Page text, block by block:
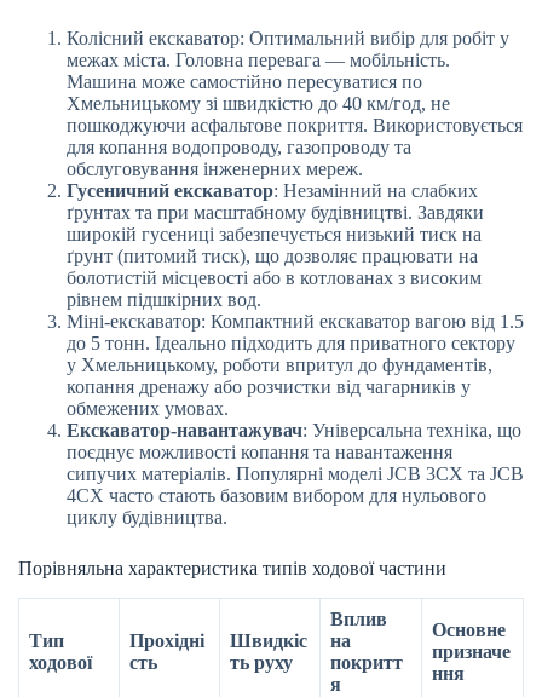
Колісний екскаватор: Оптимальний вибір для робіт у
межах міста. Головна перевага — мобільність.
Машина може самостійно пересуватися по
Хмельницькому зі швидкістю до 40 км/год, не
пошкоджуючи асфальтове покриття. Використовується
для копання водопроводу, газопроводу та
обслуговування інженерних мереж.
Гусеничний екскаватор: Незамінний на слабких
ґрунтах та при масштабному будівництві. Завдяки
широкій гусениці забезпечується низький тиск на
ґрунт (питомий тиск), що дозволяє працювати на
болотистій місцевості або в котлованах з високим
рівнем підшкірних вод.
Міні-екскаватор: Компактний екскаватор вагою від 1.5
до 5 тонн. Ідеально підходить для приватного сектору
у Хмельницькому, роботи впритул до фундаментів,
копання дренажу або розчистки від чагарників у
обмежених умовах.
Екскаватор-навантажувач: Універсальна техніка, що
поєднує можливості копання та навантаження
сипучих матеріалів. Популярні моделі JCB 3CX та JCB
4CX часто стають базовим вибором для нульового
циклу будівництва.
Порівняльна характеристика типів ходової частини
Тип
ходової
Прохідні
сть
Швидкіс
ть руху
Вплив
на
покритт
я
Основне
призначе
ння